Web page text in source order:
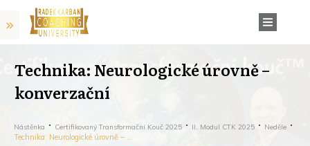
Technika: Neurologické úrovně –
konverzační
Nástěnka Certifikovaný Transformační Kouč 2025 II. Modul CTK 2025 Neděle
Technika: Neurologické úrovně – konverzační